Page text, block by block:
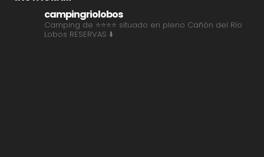
campingriolobos
Camping de ⭐⭐⭐⭐ situado en pleno Cañón del Río
Lobos RESERVAS ⬇️